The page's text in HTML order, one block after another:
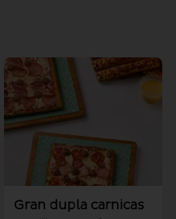
Gran dupla carnicas